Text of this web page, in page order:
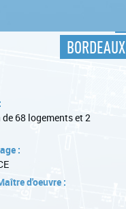
BORDEAUX
68 logements et 2
:
d'oeuvre :